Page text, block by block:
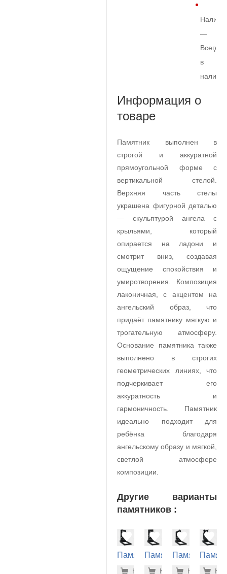
—
Всегда
в
Информация о
товаре
Памятник выполнен в
строгой и аккуратной
прямоугольной форме с
вертикальной стелой.
Верхняя часть стелы
украшена фигурной деталью
— скульптурой ангела с
крыльями, который
опирается на ладони и
смотрит вниз, создавая
ощущение спокойствия и
умиротворения. Композиция
лаконичная, с акцентом на
ангельский образ, что
придаёт памятнику мягкую и
трогательную атмосферу.
Основание памятника также
выполнено в строгих
геометрических линиях, что
подчеркивает его
аккуратность и
гармоничность. Памятник
идеально подходит для
ребёнка благодаря
ангельскому образу и мягкой,
светлой атмосфере
композиции.
Другие варианты
памятников :
Памятник
-7% 39.100
Купить
Памятник
-7%
Купить
Памятник
-
Купить